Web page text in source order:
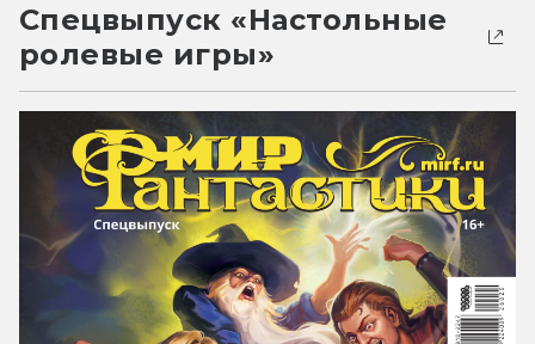
Спецвыпуск «Настольные
ролевые игры»